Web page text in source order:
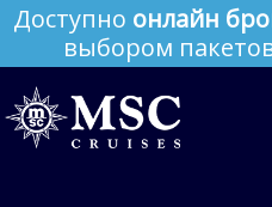
Доступно онлайн
выбором